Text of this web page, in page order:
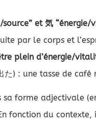
et 気 “énergie/
par le corps et
plein d’énergie/
た) : une tasse de café
forme adjectivale
fonction du